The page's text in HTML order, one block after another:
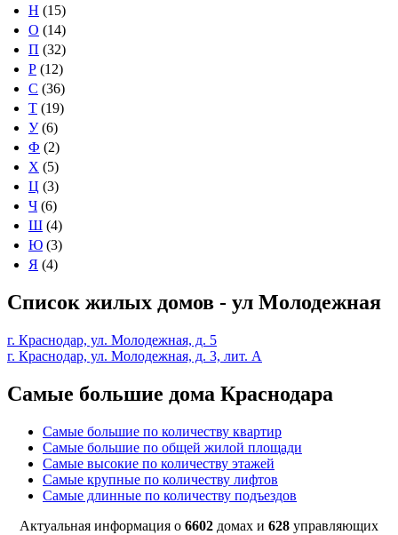
Н (15)
О (14)
П (32)
Р (12)
С (36)
Т (19)
У(6)
Ф (2)
Х (5)
Ц (3)
Ч (6)
Ш (4)
Ю (3)
Я (4)
Список жилых домов - ул Молодежная
г. Краснодар, ул. Молодежная, д. 5
г. Краснодар, ул. Молодежная, д. 3, лит. А
Самые большие дома Краснодара
Самые большие по количеству квартир
Самые большие по общей жилой площади
Самые высокие по количеству этажей
Самые крупные по количеству лифтов
Самые длинные по количеству подъездов
Актуальная информация о 6602 домах и 628 управляющих